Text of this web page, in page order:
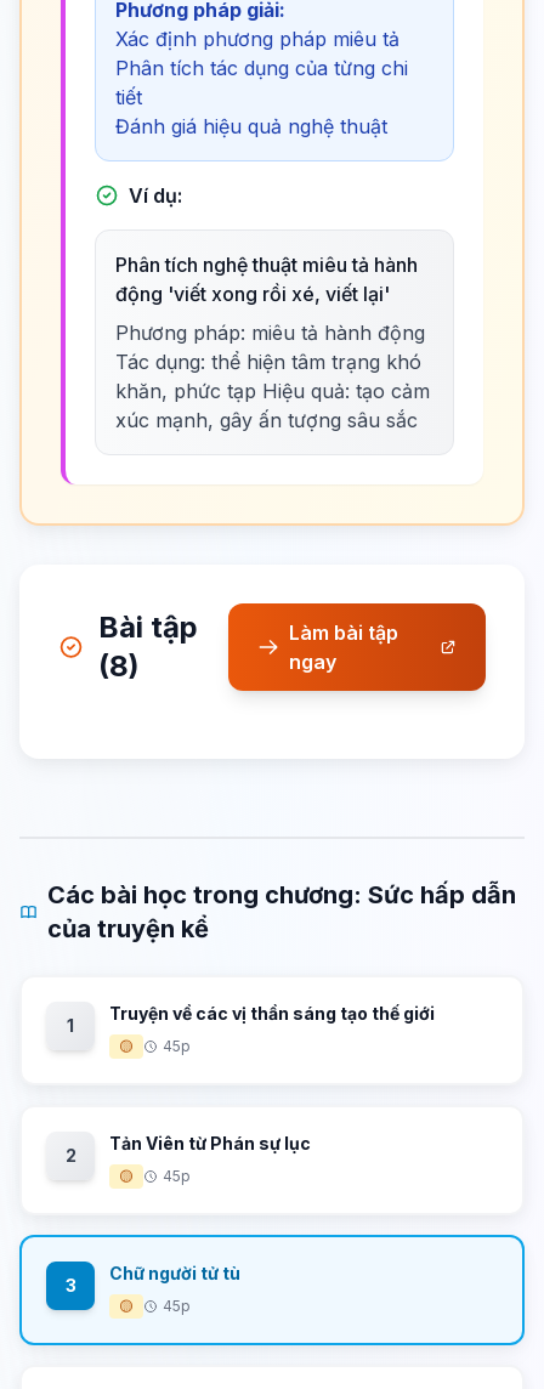
Phương pháp giải:
Xác định phương pháp miêu tả
Phân tích tác dụng của từng chi
tiết
Đánh giá hiệu quả nghệ thuật
Ví dụ:
Phân tích nghệ thuật miêu tả hành
động 'viết xong rồi xé, viết lại'
Phương pháp: miêu tả hành động
Tác dụng: thể hiện tâm trạng khó
khăn, phức tạp Hiệu quả: tạo cảm
xúc mạnh, gây ấn tượng sâu sắc
Bài tập
(8)
Làm bài tập
ngay
Các bài học trong chương: Sức hấp dẫn
của truyện kể
1
Truyện về các vị thần sáng tạo thế giới
🟡 45p
2
Tản Viên từ Phán sự lục
🟡 45p
3
Chữ người tử tù
🟡 45p